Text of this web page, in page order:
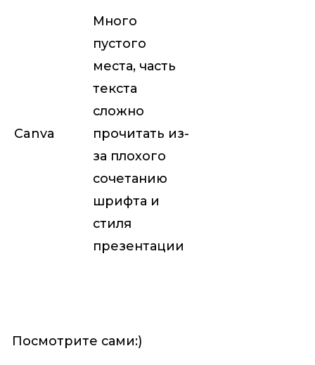
Canva
Много
пустого
места, часть
текста
сложно
прочитать из-
за плохого
сочетанию
шрифта и
стиля
презентации
Посмотрите сами:)